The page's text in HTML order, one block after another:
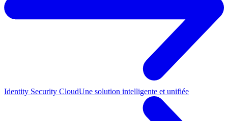
Identity Security CloudUne solution intelligente et unifiée